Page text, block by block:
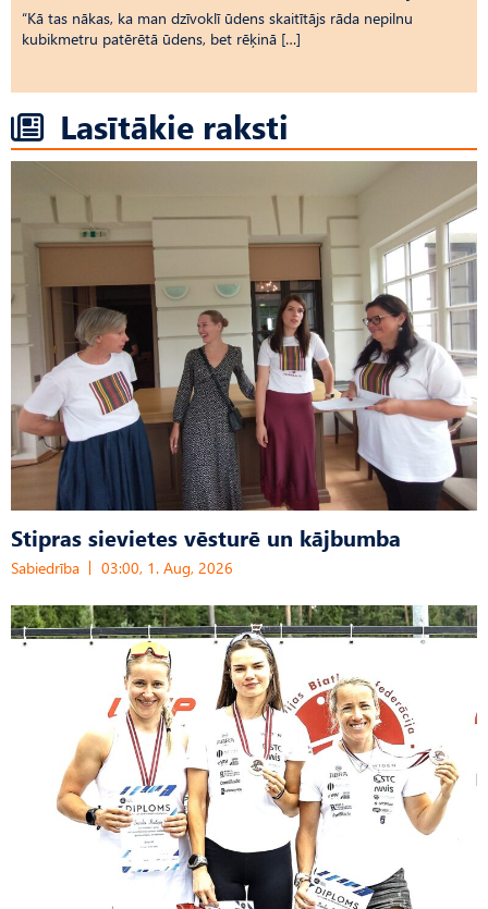
“Kā tas nākas, ka man dzīvoklī ūdens skaitītājs rāda nepilnu
kubikmetru patērētā ūdens, bet rēķinā […]
Lasītākie raksti
Stipras sievietes vēsturē un kājbumba
Sabiedrība 03:00, 1. Aug, 2026